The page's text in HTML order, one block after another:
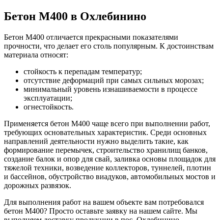
Бетон М400 в Охлебинино
Бетон М400 отличается прекрасными показателями
прочности, что делает его столь популярным. К достоинствам
материала относят:
стойкость к перепадам температур;
отсутствие деформаций при самых сильных морозах;
минимальный уровень изнашиваемости в процессе
эксплуатации;
огнестойкость.
Применяется бетон М400 чаще всего при выполнении работ,
требующих основательных характеристик. Среди основных
направлений деятельности нужно выделить такие, как
формирование перемычек, строительство хранилищ банков,
создание балок и опор для свай, заливка основы площадок для
тяжелой техники, возведение коллекторов, туннелей, плотин
и бассейнов, обустройство виадуков, автомобильных мостов и
дорожных развязок.
Для выполнения работ на вашем объекте вам потребовался
бетон М400? Просто оставьте заявку на нашем сайте. Мы